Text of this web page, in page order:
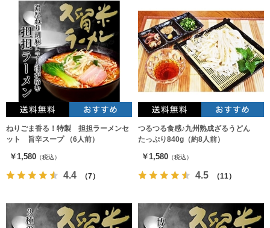
ねりごま香る！特製 担担ラーメンセ
ット 旨辛スープ （6人前）
￥1,580 （税込）
4.4 （7）
つるつる食感♪九州熟成ざるうどん
たっぷり840g（約8人前）
￥1,580 （税込）
4.5 （11）